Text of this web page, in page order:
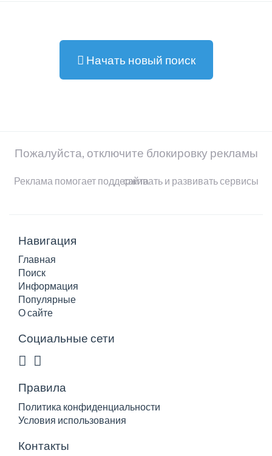
Начать новый поиск
Пожалуйста, отключите блокировку рекламы
Реклама помогает поддерживать и развивать сервисы сайта
Навигация
Главная
Поиск
Информация
Популярные
О сайте
Социальные сети
Правила
Политика конфиденциальности
Условия использования
Контакты